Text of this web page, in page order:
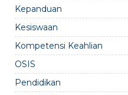
Kepanduan
Kesiswaan
Kompetensi Keahlian
OSIS
Pendidikan